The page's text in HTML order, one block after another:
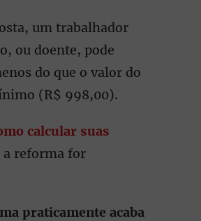
um trabalhador
ou doente, pode
do que o valor do
(R$ 998,00).
calcular suas
a reforma for
praticamente acaba